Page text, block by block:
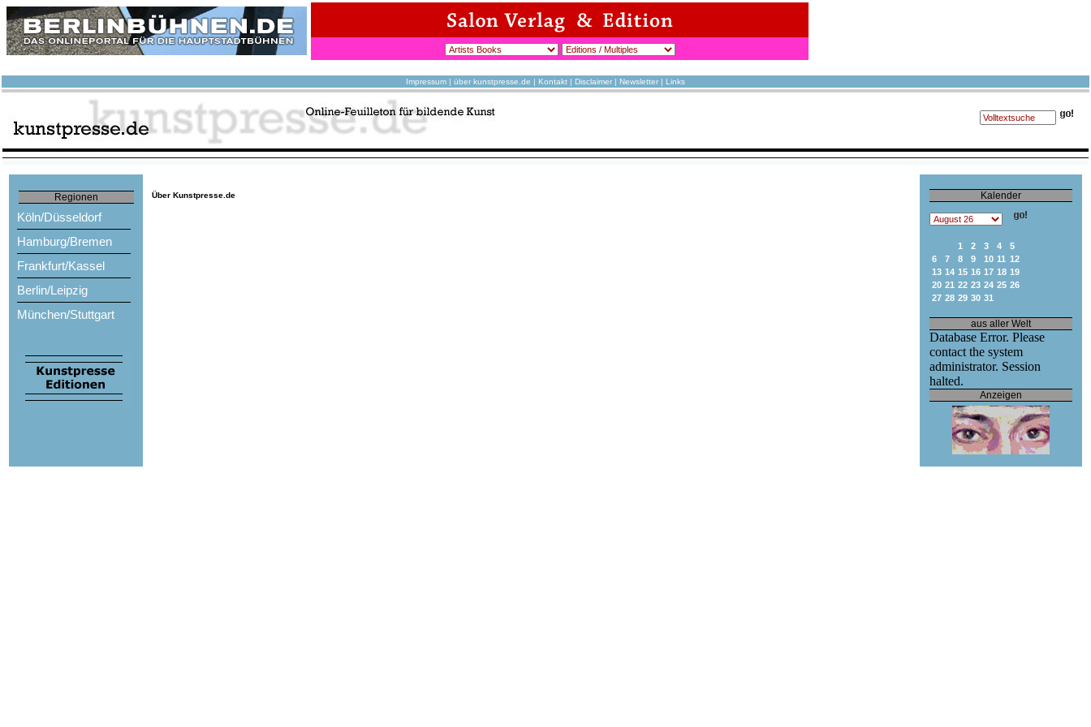
Impressum | über kunstpresse.de | Kontakt | Disclaimer | Newsletter | Links
Regionen
Köln/Düsseldorf
Hamburg/Bremen
Frankfurt/Kassel
Berlin/Leipzig
München/Stuttgart
Über Kunstpresse.de Kalender
1 2 3 4
5
6
7 8 9 10 11 12
13 14 15 16 17 18 19
20 21 22 23 24 25 26
27 28 29 30 31
aus aller Welt
Database Error. Please
contact the system
administrator. Session
halted.
Anzeigen